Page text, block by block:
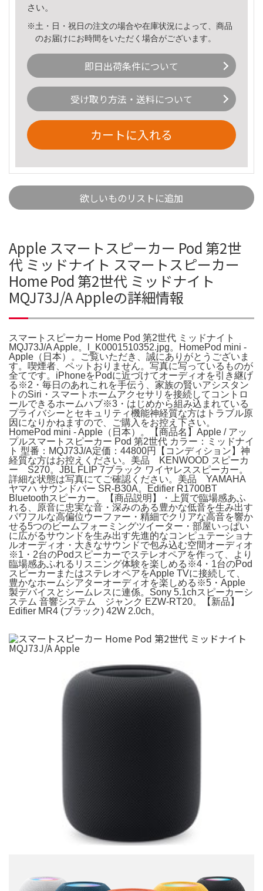
さい。
※土・日・祝日の注文の場合や在庫状況によって、商品
のお届けにお時間をいただく場合がございます。
即日出荷条件について
受け取り方法・送料について
カートに入れる
欲しいものリストに追加
Apple スマートスピーカー Pod 第2世
代 ミッドナイト スマートスピーカー
Home Pod 第2世代 ミッドナイト
MQJ73J/A Appleの詳細情報
スマートスピーカー Home Pod 第2世代 ミッドナイト
MQJ73J/A Apple。l_K0001510352.jpg。HomePod mini -
Apple（日本）。ご覧いただき、誠にありがとうございま
す。喫煙者、ペットおりません。写真に写っているものが
全てです。iPhoneをPodに近づけてオーディオを引き継げ
る※2・毎日のあれこれを手伝う、家族の賢いアシスタン
トのSiri・スマートホームアクセサリを接続してコントロ
ールできるホームハブ※3・はじめから組み込まれている
プライバシーとセキュリティ機能神経質な方はトラブル原
因になりかねますので、ご購入をお控え下さい。
HomePod mini - Apple（日本）。【商品名】Apple / アッ
プルスマートスピーカー Pod 第2世代 カラー：ミッドナイ
ト 型番：MQJ73J/A定価：44800円【コンディション】神
経質な方はお控えください。美品 KENWOOD スピーカ
ー S270。JBL FLIP 7ブラック ワイヤレススピーカー。
詳細な状態は写真にてご確認ください。美品 YAMAHA
ヤマハ サウンドバー SR-B30A。Edifier R1700BT
Bluetoothスピーカー。【商品説明】・上質で臨場感あふ
れる、原音に忠実な音・深みのある豊かな低音を生み出す
パワフルな高偏位ウーファー・精細でクリアな高音を響か
せる5つのビームフォーミングツイーター・部屋いっぱい
に広がるサウンドを生み出す先進的なコンピュテーショナ
ルオーディオ・大きなサウンドで包み込む空間オーディオ
※1・2台のPodスピーカーでステレオペアを作って、より
臨場感あふれるリスニング体験を楽しめる※4・1台のPod
スピーカーまたはステレオペアをApple TVに接続して、
豊かなホームシアターオーディオを楽しめる※5・Apple
製デバイスとシームレスに連係。Sony 5.1chスピーカーシ
ステム 音響システム ジャンク EZW-RT20。【新品】
Edifier MR4 (ブラック) 42W 2.0ch。